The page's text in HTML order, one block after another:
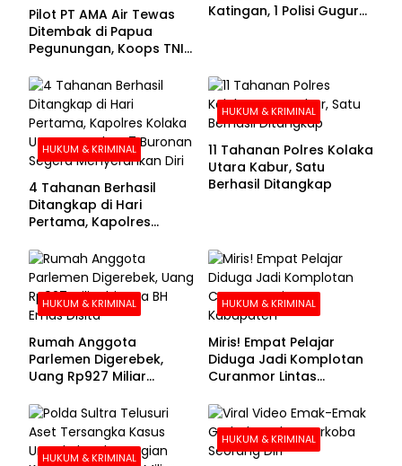
Pilot PT AMA Air Tewas
Ditembak di Papua
Pegunungan, Koops TNI
Evakuasi Jenazah
Korban
Katingan, 1 Polisi Gugur
HUKUM & KRIMINAL
4 Tahanan Berhasil
Ditangkap di Hari
Pertama, Kapolres
Buronan Segera
Menyerahkan Diri
HUKUM & KRIMINAL
11 Tahanan Polres Kolaka
Utara Kabur, Satu
Berhasil Ditangkap
HUKUM & KRIMINAL
Rumah Anggota
Parlemen Digerebek,
Uang Rp927 Miliar
HUKUM & KRIMINAL
Miris! Empat Pelajar
Diduga Jadi Komplotan
Curanmor Lintas
HUKUM & KRIMINAL
HUKUM & KRIMINAL